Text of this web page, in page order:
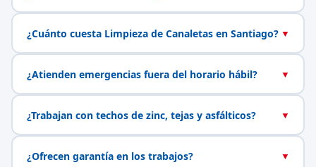
¿Cuánto cuesta Limpieza de Canaletas en Santiago? ▼
¿Atienden emergencias fuera del horario hábil? ▼
¿Trabajan con techos de zinc, tejas y asfálticos? ▼
¿Ofrecen garantía en los trabajos? ▼